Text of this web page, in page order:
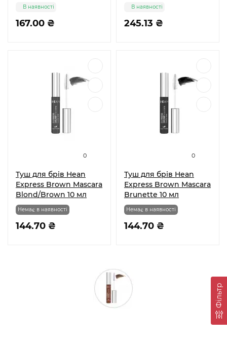
Фільтр
167.00 ₴
В наявності
245.13 ₴
В наявності
0
Туш для брів Hean
Express Brown Mascara
Blond/Brown 10 мл
144.70 ₴
Немає в наявності
0
Туш для брів Hean
Express Brown Mascara
Brunette 10 мл
144.70 ₴
Немає в наявності